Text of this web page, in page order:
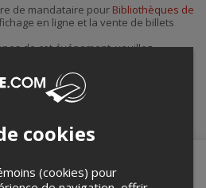
de mandataire pour Bibliothèques de
en ligne et la vente de billets
de cet événement, veuillez
cookies
(cookies) pour